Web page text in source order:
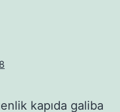
kapıda galiba